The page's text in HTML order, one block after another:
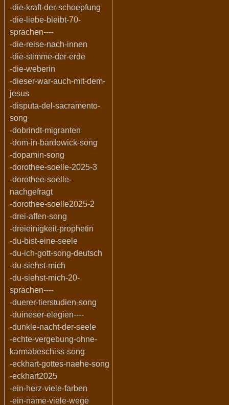
-die-kraft-der-schoepfung
-die-liebe-bleibt-70-
sprachen----
-die-reise-nach-innen
-die-stimme-der-erde
-die-weberin
-dieser-war-auch-mit-dem-
jesus
-disputa-del-sacramento-
song
-dobrindt-migranten
-dom-in-bardowick-song
-dopamin-song
-dorothee-soelle-2025-3
-dorothee-soelle-
nachgefragt
-dorothee-soelle2025-2
-drei-affen-song
-dreieinigkeit-prophetin
-du-bist-eine-seele
-du-ich-gott-song-deutsch
-du-siehst-mich
-du-siehst-mich-20-
sprachen----
-duerer-tierstudien-song
-duineser-elegien----
-dunkle-nacht-der-seele
-echte-vergebung-ohne-
karmabeschiss-song
-eckhart-gottes-naehe-song
-eckhart2025
-ein-herz-viele-farben
-ein-name-viele-wege